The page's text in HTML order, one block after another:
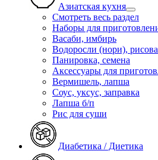
Азиатская кухня
Смотреть весь раздел
Наборы для
Васаби, имбирь
Водоросли (нори),
Панировка, семена
Аксессуары для
Вермишель, лапша
Соус, уксус, заправка
Лапша б/п
Рис для суши
Диабетика / Диетика